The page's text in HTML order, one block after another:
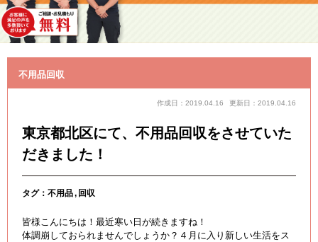
不用品回収
作成日：2019.04.16 更新日：2019.04.16
東京都北区にて、不用品回収をさせていた
だきました！
タグ： 不用品 回収
皆様こんにちは！最近寒い日が続きますね！
体調崩しておられませんでしょうか？４月に入り新しい生活をス